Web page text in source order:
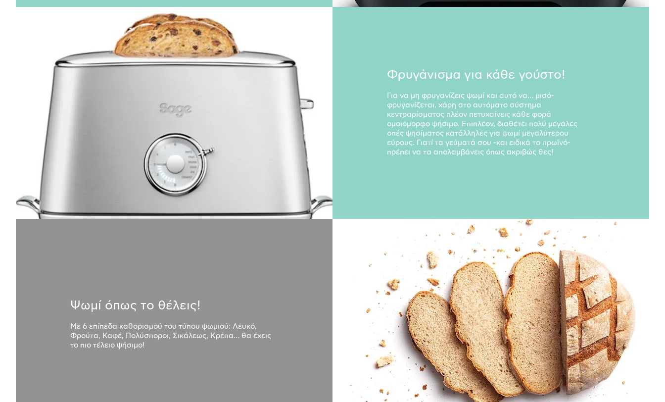
Φρυγάνισμα για κάθε γούστο!
Για να μη φρυγανίζεις ψωμί και αυτό να… μισό-
φρυγανίζεται, χάρη στο αυτόματο σύστημα
κεντραρίσματος πλέον πετυχαίνεις κάθε φορά
ομοιόμορφο ψήσιμο. Επιπλέον, διαθέτει πολύ μεγάλες
οπές ψησίματος κατάλληλες για ψωμί μεγαλύτερου
εύρους. Γιατί τα γεύματά σου -και ειδικά το πρωϊνό-
πρέπει να τα απολαμβάνεις όπως ακριβώς θες!
Ψωμί όπως το θέλεις!
Με 6 επίπεδα καθορισμού του τύπου ψωμιού: Λευκό,
Φρούτα, Καφέ, Πολύσποροι, Σικάλεως, Κρέπα… θα έχεις
το πιο τέλειο ψήσιμο!